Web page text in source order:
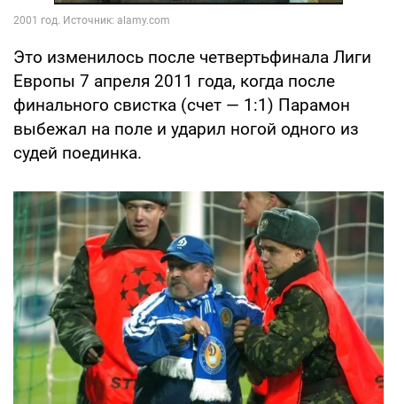
Это изменилось после четвертьфинала Лиги
Европы 7 апреля 2011 года, когда после
финального свистка (счет — 1:1) Парамон
выбежал на поле и ударил ногой одного из
судей поединка.